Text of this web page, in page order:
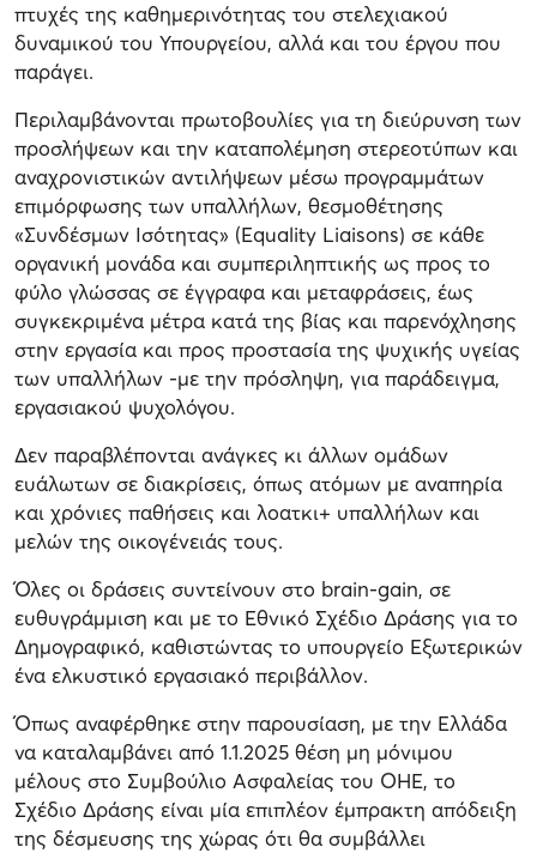
πτυχές της καθημερινότητας του στελεχιακού
δυναμικού του Υπουργείου, αλλά και του έργου που
παράγει.
Περιλαμβάνονται πρωτοβουλίες για τη διεύρυνση των
προσλήψεων και την καταπολέμηση στερεοτύπων και
αναχρονιστικών αντιλήψεων μέσω προγραμμάτων
επιμόρφωσης των υπαλλήλων, θεσμοθέτησης
«Συνδέσμων Ισότητας» (Equality Liaisons) σε κάθε
οργανική μονάδα και συμπεριληπτικής ως προς το
φύλο γλώσσας σε έγγραφα και μεταφράσεις, έως
συγκεκριμένα μέτρα κατά της βίας και παρενόχλησης
στην εργασία και προς προστασία της ψυχικής υγείας
των υπαλλήλων -με την πρόσληψη, για παράδειγμα,
εργασιακού ψυχολόγου.
Δεν παραβλέπονται ανάγκες κι άλλων ομάδων
ευάλωτων σε διακρίσεις, όπως ατόμων με αναπηρία
και χρόνιες παθήσεις και λοατκι+ υπαλλήλων και
μελών της οικογένειάς τους.
Όλες οι δράσεις συντείνουν στο brain-gain, σε
ευθυγράμμιση και με το Εθνικό Σχέδιο Δράσης για το
Δημογραφικό, καθιστώντας το υπουργείο Εξωτερικών
ένα ελκυστικό εργασιακό περιβάλλον.
Όπως αναφέρθηκε στην παρουσίαση, με την Ελλάδα
να καταλαμβάνει από 1.1.2025 θέση μη μόνιμου
μέλους στο Συμβούλιο Ασφαλείας του ΟΗΕ, το
Σχέδιο Δράσης είναι μία επιπλέον έμπρακτη απόδειξη
της δέσμευσης της χώρας ότι θα συμβάλλει